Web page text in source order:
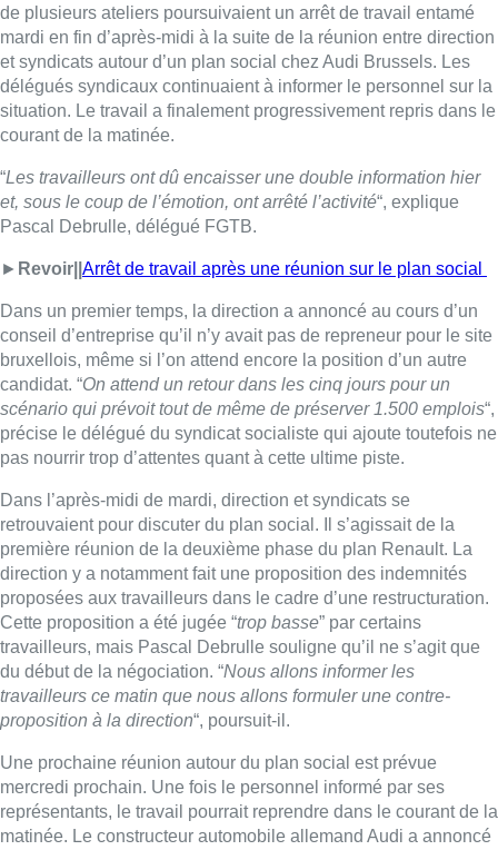
de plusieurs ateliers poursuivaient un arrêt de travail entamé
mardi en fin d’après-midi à la suite de la réunion entre direction
et syndicats autour d’un plan social chez Audi Brussels. Les
délégués syndicaux continuaient à informer le personnel sur la
situation. Le travail a finalement progressivement repris dans le
courant de la matinée.
“Les travailleurs ont dû encaisser une double information hier
et, sous le coup de l’émotion, ont arrêté l’activité“, explique
Pascal Debrulle, délégué FGTB.
► Revoir|| Arrêt de travail après une réunion sur le plan social
Dans un premier temps, la direction a annoncé au cours d’un
conseil d’entreprise qu’il n’y avait pas de repreneur pour le site
bruxellois, même si l’on attend encore la position d’un autre
candidat. “On attend un retour dans les cinq jours pour un
scénario qui prévoit tout de même de préserver 1.500 emplois“,
précise le délégué du syndicat socialiste qui ajoute toutefois ne
pas nourrir trop d’attentes quant à cette ultime piste.
Dans l’après-midi de mardi, direction et syndicats se
retrouvaient pour discuter du plan social. Il s’agissait de la
première réunion de la deuxième phase du plan Renault. La
direction y a notamment fait une proposition des indemnités
proposées aux travailleurs dans le cadre d’une restructuration.
Cette proposition a été jugée “trop basse” par certains
travailleurs, mais Pascal Debrulle souligne qu’il ne s’agit que
du début de la négociation. “Nous allons informer les
travailleurs ce matin que nous allons formuler une contre-
proposition à la direction“, poursuit-il.
Une prochaine réunion autour du plan social est prévue
mercredi prochain. Une fois le personnel informé par ses
représentants, le travail pourrait reprendre dans le courant de la
matinée. Le constructeur automobile allemand Audi a annoncé